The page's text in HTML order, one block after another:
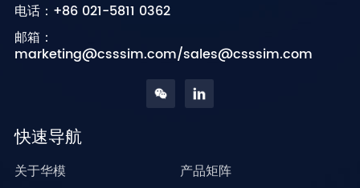
电话： +86 021-5811 0362
邮箱：
marketing@csssim.com/sales@csssim.com
快速导航
关于华模 产品矩阵